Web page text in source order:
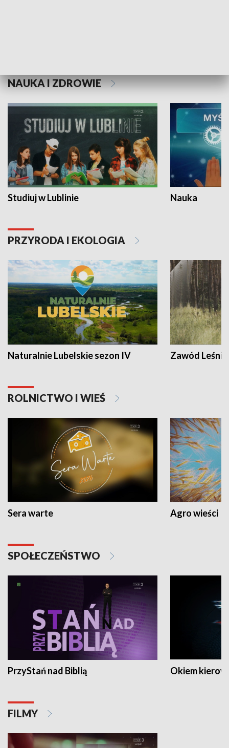
NAUKA I ZDROWIE
Studiuj w Lublinie Nauka
PRZYRODA I EKOLOGIA
Naturalnie Lubelskie sezon IV Zawód Leśnik
ROLNICTWO I WIEŚ
Sera warte Agro wieści
SPOŁECZEŃSTWO
PrzyStań nad Biblią Okiem
FILMY